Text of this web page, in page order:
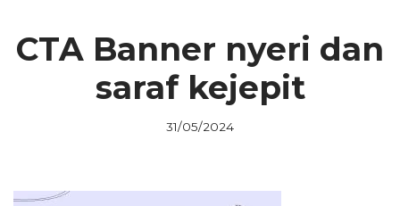
CTA Banner nyeri dan
saraf kejepit
31/05/2024